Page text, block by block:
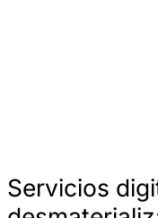
Servicios